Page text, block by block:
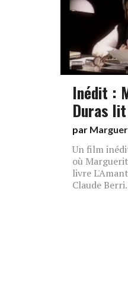
Inédit :
Duras lit
par
Un film
où
livre
Claude Berri.